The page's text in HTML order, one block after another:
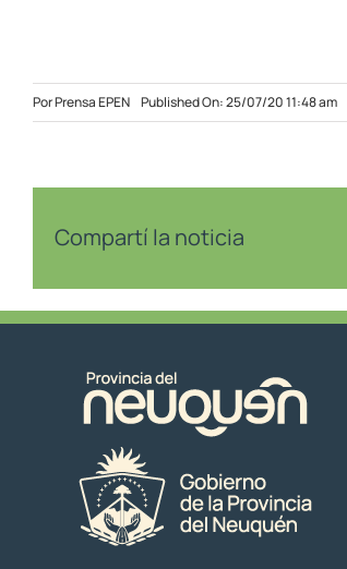
PorPrensa EPEN Published On: 25/07/20 11:48 am
Compartí la noticia